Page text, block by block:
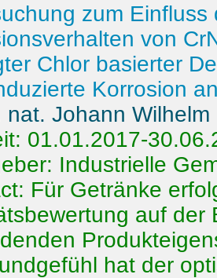
zum
von
Chlor basierter
Korrosion
nat. Johann
01.01.2017-
Industrielle
Für Getränke
auf der
hat der